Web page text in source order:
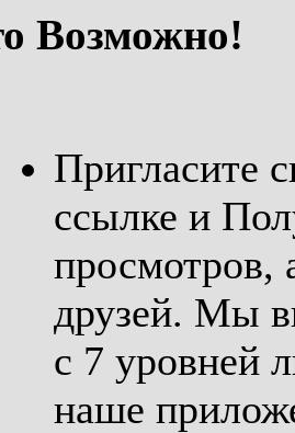
Возможно!
Пригласите
ссылке и
просмотров,
друзей. Мы
с 7 уровней
наше